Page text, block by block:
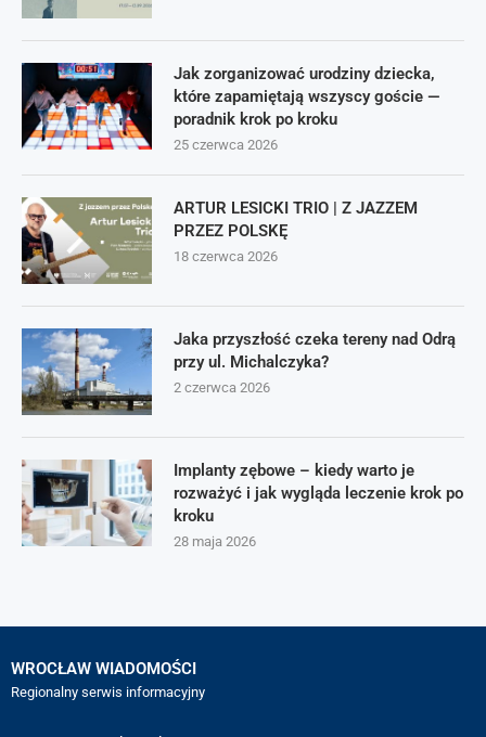
Jak zorganizować urodziny dziecka,
które zapamiętają wszyscy goście —
poradnik krok po kroku
25 czerwca 2026
ARTUR LESICKI TRIO | Z JAZZEM
PRZEZ POLSKĘ
18 czerwca 2026
Jaka przyszłość czeka tereny nad Odrą
przy ul. Michalczyka?
2 czerwca 2026
Implanty zębowe – kiedy warto je
rozważyć i jak wygląda leczenie krok po
kroku
28 maja 2026
WROCŁAW WIADOMOŚCI
Regionalny serwis informacyjny